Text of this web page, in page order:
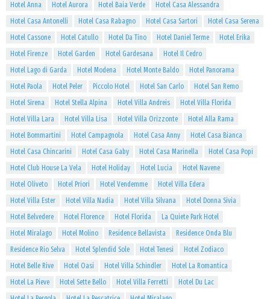
Hotel Anna
Hotel Aurora Hotel Baia Verde
Hotel Casa Alessandra
Hotel Casa Antonelli
Hotel Casa Rabagno Hotel Casa Sartori
Hotel Casa Serena
Hotel Cassone
Hotel Catullo Hotel Da Tino Hotel Daniel Terme
Hotel Erika
Hotel Firenze
Hotel Garden Hotel Gardesana
Hotel Il Cedro
Hotel Lago di Garda
Hotel Modena Hotel Monte Baldo
Hotel Panorama
Hotel Paola
Hotel Peler Piccolo Hotel Hotel San Carlo
Hotel San Remo
Hotel Sirena
Hotel Stella Alpina Hotel Villa Andreis
Hotel Villa Florida
Hotel Villa Lara
Hotel Villa Lisa Hotel Villa Orizzonte
Hotel Alla Rama
Hotel Bommartini
Hotel Campagnola Hotel Casa Anny
Hotel Casa Bianca
Hotel Casa Chincarini
Hotel Casa Gaby Hotel Casa Marinella
Hotel Casa Popi
Hotel Club House La Vela
Hotel Holiday Hotel Lucia
Hotel Navene
Hotel Oliveto
Hotel Priori Hotel Vendemme
Hotel Villa Edera
Hotel Villa Ester
Hotel Villa Nadia Hotel Villa Silvana
Hotel Donna Sivia
Hotel Belvedere
Hotel Florence Hotel Florida
La Quiete Park Hotel
Hotel Miralago
Hotel Molino Residence Bellavista
Residence Onda Blu
Residence Rio Selva
Hotel Splendid Sole Hotel Tenesi
Hotel Zodiaco
Hotel Belle Rive
Hotel Oasi Hotel Villa Schindler
Hotel La Romantica
Hotel La Pieve
Hotel Sette Bello Hotel Villa Ferretti
Hotel Du Lac